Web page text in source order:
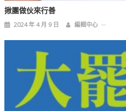
揪團做伙來行善
2024 年 4 月 9 日 編輯中心